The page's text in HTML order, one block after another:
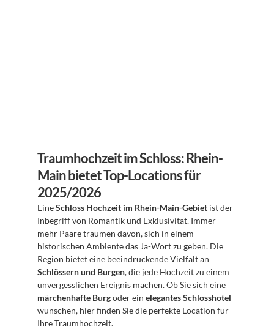
Traumhochzeit im Schloss: Rhein-
Main bietet Top-Locations für
2025/2026
Eine Schloss Hochzeit im Rhein-Main-Gebiet ist der
Inbegriff von Romantik und Exklusivität. Immer
mehr Paare träumen davon, sich in einem
historischen Ambiente das Ja-Wort zu geben. Die
Schlössern und Burgen, die jede Hochzeit zu einem
märchenhafte Burg oder ein elegantes Schlosshotel
wünschen, hier finden Sie die perfekte Location für
Ihre Traumhochzeit.